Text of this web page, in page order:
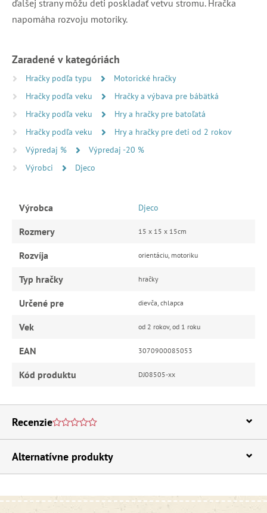
ďalšej strany môžu deti poskladať vetvu stromu. Hračka
napomáha rozvoju motoriky.
Zaradené v kategóriách
Hračky podľa typu
Motorické hračky
Hračky podľa veku
Hračky a výbava pre bábätká
Hračky podľa veku
Hry a hračky pre batoľatá
Hračky podľa veku
Hry a hračky pre deti od 2 rokov
Výpredaj %
Výpredaj -20 %
Výrobci
Djeco
Výrobca Djeco
Rozmery 15 x 15 x 15cm
Rozvíja orientáciu, motoriku
Typ hračky hračky
Určené pre dievča, chlapca
Vek od 2 rokov, od 1 roku
EAN 3070900085053
Kód produktu DJ08505-xx
Recenzie
Alternatívne produkty